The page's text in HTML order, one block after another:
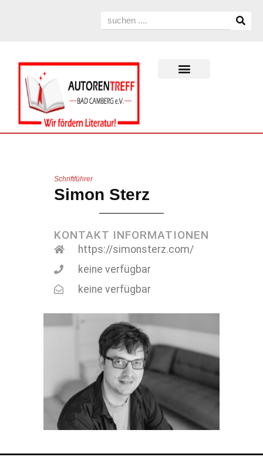
Schriftführer
Simon Sterz
KONTAKT INFORMATIONEN
https://simonsterz.com/
keine verfügbar
keine verfügbar